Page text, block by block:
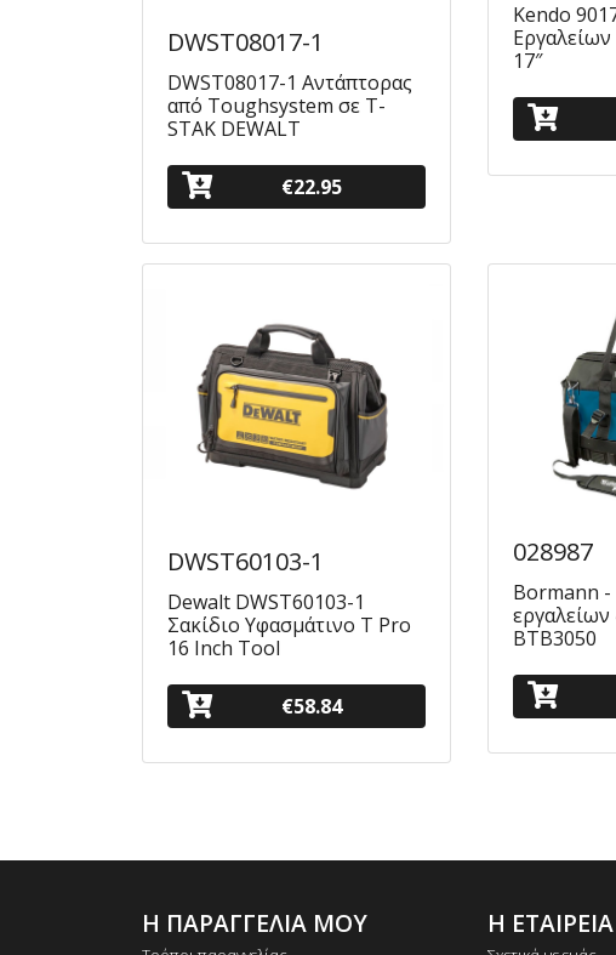
DWST08017-1
DWST08017-1 Αντάπτορας
από Toughsystem σε T-
STAK DEWALT
€22.95
Kendo
17″
DWST60103-1
Dewalt DWST60103-1
Σακίδιο Υφασμάτινο T Pro
16 Inch Tool
€58.84
028987
Bormann -
εργαλείων
BTB3050
Η ΠΑΡΑΓΓΕΛΙΑ ΜΟΥ Η